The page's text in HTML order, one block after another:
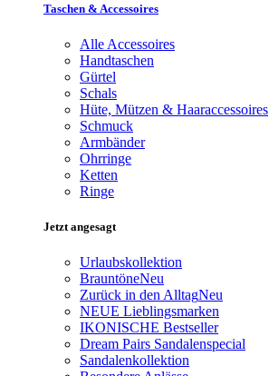
Taschen & Accessoires
Alle Accessoires
Handtaschen
Gürtel
Schals
Hüte, Mützen & Haaraccessoires
Schmuck
Armbänder
Ohrringe
Ketten
Ringe
Jetzt angesagt
Urlaubskollektion
BrauntöneNeu
Zurück in den AlltagNeu
NEUE Lieblingsmarken
IKONISCHE Bestseller
Dream Pairs Sandalenspecial
Sandalenkollektion